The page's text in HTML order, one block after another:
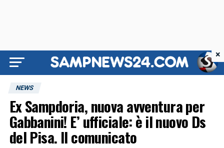
NEWS
Ex Sampdoria, nuova avventura per
Gabbanini! E’ ufficiale: è il nuovo Ds
del Pisa. Il comunicato
×